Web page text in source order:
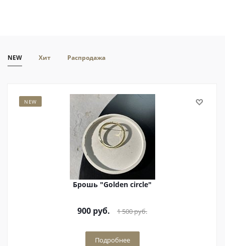
NEW Хит Распродажа
NEW
Брошь "Golden circle"
900 руб. 1 500руб.
Подробнее